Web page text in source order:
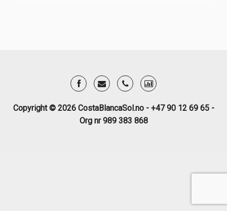
Copyright © 2026 CostaBlancaSol.no - +47 90 12 69 65 -
Org nr 989 383 868